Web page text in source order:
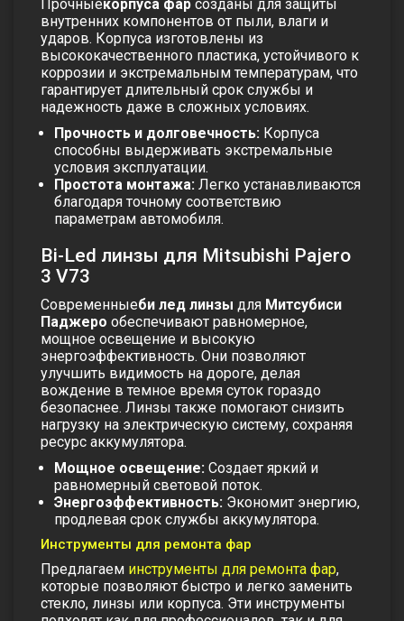
Прочныекорпуса фар созданы для защиты
внутренних компонентов от пыли, влаги и
ударов. Корпуса изготовлены из
высококачественного пластика, устойчивого к
коррозии и экстремальным температурам, что
гарантирует длительный срок службы и
надежность даже в сложных условиях.
Прочность и долговечность: Корпуса
способны выдерживать экстремальные
условия эксплуатации.
Простота монтажа: Легко устанавливаются
благодаря точному соответствию
параметрам автомобиля.
Bi-Led линзы для Mitsubishi Pajero
3 V73
Современныеби лед линзы для Митсубиси
Паджеро обеспечивают равномерное,
мощное освещение и высокую
энергоэффективность. Они позволяют
улучшить видимость на дороге, делая
вождение в темное время суток гораздо
безопаснее. Линзы также помогают снизить
нагрузку на электрическую систему, сохраняя
ресурс аккумулятора.
Мощное освещение: Создает яркий и
равномерный световой поток.
Энергоэффективность: Экономит энергию,
продлевая срок службы аккумулятора.
Инструменты для ремонта фар
Предлагаем инструменты для ремонта фар,
которые позволяют быстро и легко заменить
стекло, линзы или корпуса. Эти инструменты